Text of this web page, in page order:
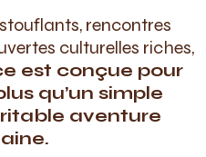
rencontres
culturelles riches,
est conçue pour
qu’un simple
aventure